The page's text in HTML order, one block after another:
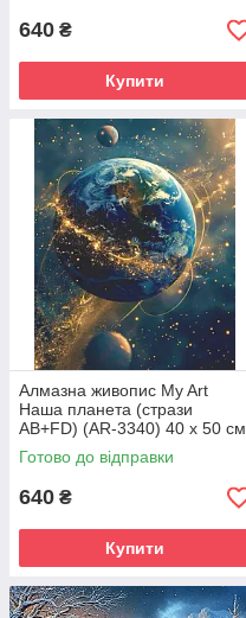
640 ₴
Купити
Алмазна живопис My Art
Наша планета (стрази
AB+FD) (AR-3340) 40 х 50 см
(На підрамнику)
Готово до відправки
640 ₴
Купити